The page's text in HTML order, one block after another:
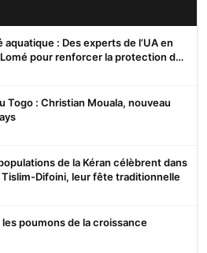
aquatique : Des experts de l’UA en
pour renforcer la protection des
Togo : Christian Mouala, nouveau
de la Kéran célèbrent dans
Tislim-Difoini, leur fête traditionnelle
les poumons de la croissance